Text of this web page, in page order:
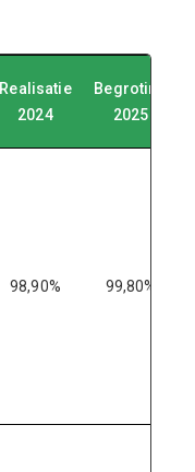
Realisatie
2024
Begroting
2025
98,90% 99,80%